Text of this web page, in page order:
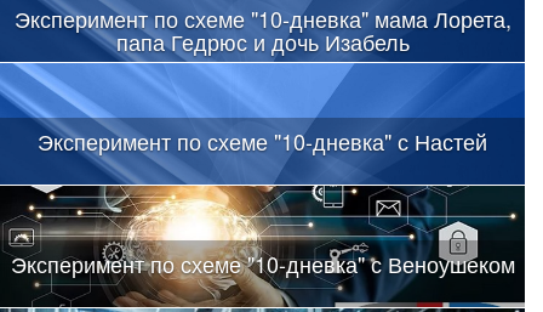
Эксперимент по схеме "10-дневка" мама Лорета,
папа Гедрюс и дочь Изабель
Эксперимент по схеме "10-дневка" с Настей
Эксперимент по схеме "10-дневка" с Веноушеком